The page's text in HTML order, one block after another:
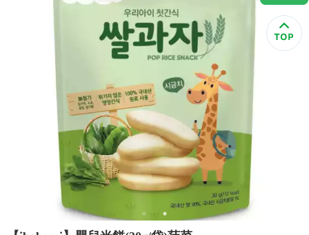
食品／健康食補
紅利點數查詢
優惠券查詢